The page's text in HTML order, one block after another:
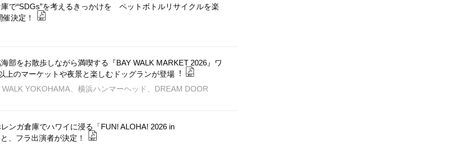
で“SDGs”を考えるきっかけを ペットボトルリサイクルを楽
決定！
部をお散歩しながら満喫する『BAY WALK MARKET 2026』ワ
上のマーケットや夜景と楽しむドッグランが登場︕
YOKOHAMA、横浜ハンマーヘッド、DREAM DOOR
ンガ倉庫でハワイに浸る「FUN! ALOHA! 2026 in
、フラ出演者が決定！